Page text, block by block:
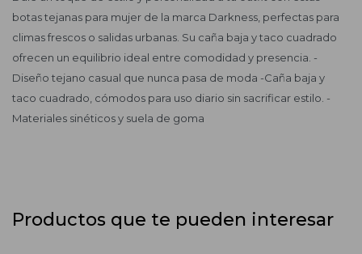
botas tejanas para mujer de la marca Darkness, perfectas para
climas frescos o salidas urbanas. Su caña baja y taco cuadrado
ofrecen un equilibrio ideal entre comodidad y presencia. -
Diseño tejano casual que nunca pasa de moda -Caña baja y
taco cuadrado, cómodos para uso diario sin sacrificar estilo. -
Materiales sinéticos y suela de goma
Productos que te pueden interesar